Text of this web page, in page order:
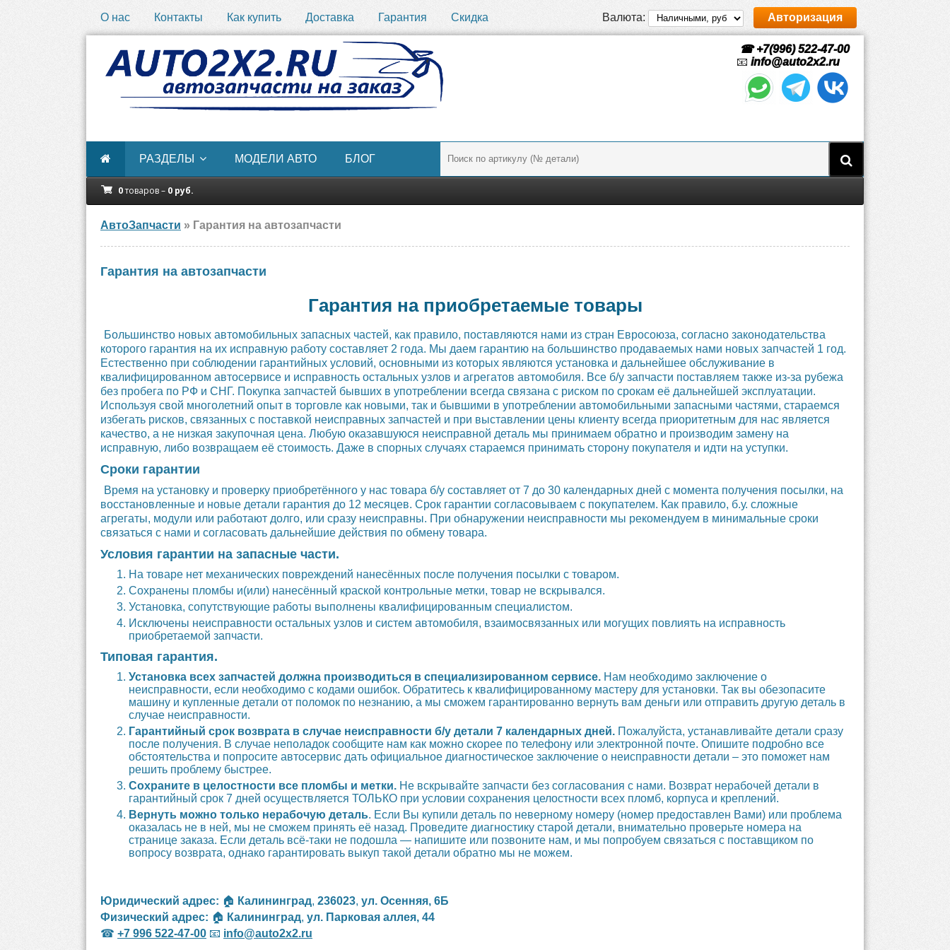
О нас Контакты Как купить Доставка Гарантия Скидка Валюта: Авторизация
☎ +7(996) 522-47-00
📧 info@auto2x2.ru
РАЗДЕЛЫ МОДЕЛИ АВТО БЛОГ
0товаров – 0 руб.
АвтоЗапчасти » Гарантия на автозапчасти
Гарантия на автозапчасти
Гарантия на приобретаемые товары
Большинство новых автомобильных запасных частей, как правило, поставляются нами из стран Евросоюза, согласно законодательства
которого гарантия на их исправную работу составляет 2 года. Мы даем гарантию на большинство продаваемых нами новых запчастей 1 год.
Естественно при соблюдении гарантийных условий, основными из которых являются установка и дальнейшее обслуживание в
квалифицированном автосервисе и исправность остальных узлов и агрегатов автомобиля. Все б/у запчасти поставляем также из-за рубежа
без пробега по РФ и СНГ. Покупка запчастей бывших в употреблении всегда связана с риском по срокам её дальнейшей эксплуатации.
Используя свой многолетний опыт в торговле как новыми, так и бывшими в употреблении автомобильными запасными частями, стараемся
избегать рисков, связанных с поставкой неисправных запчастей и при выставлении цены клиенту всегда приоритетным для нас является
качество, а не низкая закупочная цена. Любую оказавшуюся неисправной деталь мы принимаем обратно и производим замену на
исправную, либо возвращаем её стоимость. Даже в спорных случаях стараемся принимать сторону покупателя и идти на уступки.
Сроки гарантии
Время на установку и проверку приобретённого у нас товара б/у составляет от 7 до 30 календарных дней с момента получения посылки, на
восстановленные и новые детали гарантия до 12 месяцев. Срок гарантии согласовываем с покупателем. Как правило, б.у. сложные
агрегаты, модули или работают долго, или сразу неисправны. При обнаружении неисправности мы рекомендуем в минимальные сроки
связаться с нами и согласовать дальнейшие действия по обмену товара.
Условия гарантии на запасные части.
На товаре нет механических повреждений нанесённых после получения посылки с товаром.
Сохранены пломбы и(или) нанесённый краской контрольные метки, товар не вскрывался.
Установка, сопутствующие работы выполнены квалифицированным специалистом.
Исключены неисправности остальных узлов и систем автомобиля, взаимосвязанных или могущих повлиять на исправность
приобретаемой запчасти.
Типовая гарантия.
Установка всех запчастей должна производиться в специализированном сервисе. Нам необходимо заключение о
неисправности, если необходимо с кодами ошибок. Обратитесь к квалифицированному мастеру для установки. Так вы обезопасите
машину и купленные детали от поломок по незнанию, а мы сможем гарантированно вернуть вам деньги или отправить другую деталь в
случае неисправности.
Гарантийный срок возврата в случае неисправности б/у детали 7 календарных дней. Пожалуйста, устанавливайте детали сразу
после получения. В случае неполадок сообщите нам как можно скорее по телефону или электронной почте. Опишите подробно все
обстоятельства и попросите автосервис дать официальное диагностическое заключение о неисправности детали – это поможет нам
решить проблему быстрее.
Сохраните в целостности все пломбы и метки. Не вскрывайте запчасти без согласования с нами. Возврат нерабочей детали в
гарантийный срок 7 дней осуществляется ТОЛЬКО при условии сохранения целостности всех пломб, корпуса и креплений.
Вернуть можно только нерабочую деталь. Если Вы купили деталь по неверному номеру (номер предоставлен Вами) или проблема
оказалась не в ней, мы не сможем принять её назад. Проведите диагностику старой детали, внимательно проверьте номера на
странице заказа. Если деталь всё-таки не подошла — напишите или позвоните нам, и мы попробуем связаться с поставщиком по
вопросу возврата, однако гарантировать выкуп такой детали обратно мы не можем.
Юридический адрес: 🏠 Калининград, 236023, ул. Осенняя, 6Б
Физический адрес: 🏠 Калининград, ул. Парковая аллея, 44
☎ +7 996 522-47-00 📧 info@auto2x2.ru